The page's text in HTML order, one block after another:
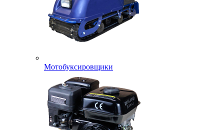
Мотобуксировщики